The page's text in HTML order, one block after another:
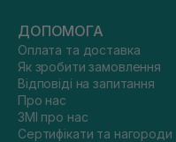
ДОПОМОГА
Оплата та доставка
Як зробити замовлення
Відповіді на запитання
Про нас
ЗМІ про нас
Сертифікати та нагороди